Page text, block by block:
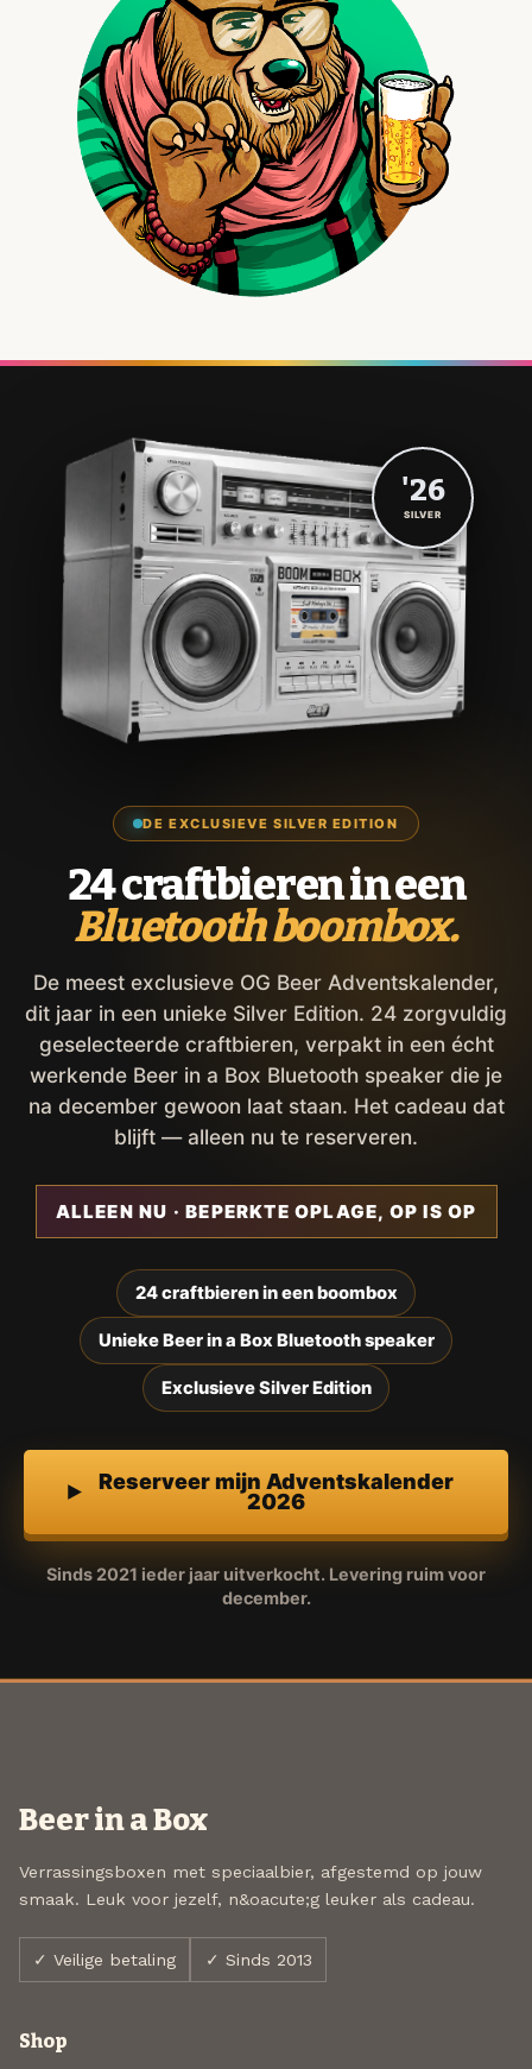
DE EXCLUSIEVE SILVER EDITION
24 craftbieren in een
Bluetooth boombox.
De meest exclusieve OG Beer Adventskalender,
dit jaar in een unieke Silver Edition. 24 zorgvuldig
geselecteerde craftbieren, verpakt in een écht
werkende Beer in a Box Bluetooth speaker die je
na december gewoon laat staan. Het cadeau dat
blijft — alleen nu te reserveren.
ALLEEN NU · BEPERKTE OPLAGE, OP IS OP
24 craftbieren in een boombox
Unieke Beer in a Box Bluetooth speaker
Exclusieve Silver Edition
Reserveer mijn Adventskalender
2026
Sinds 2021 ieder jaar uitverkocht. Levering ruim voor
december.
'26
SILVER
Beer in a Box
Verrassingsboxen met speciaalbier, afgestemd op jouw
smaak. Leuk voor jezelf, n&oacute;g leuker als cadeau.
✓ Veilige betaling ✓ Sinds 2013
Shop